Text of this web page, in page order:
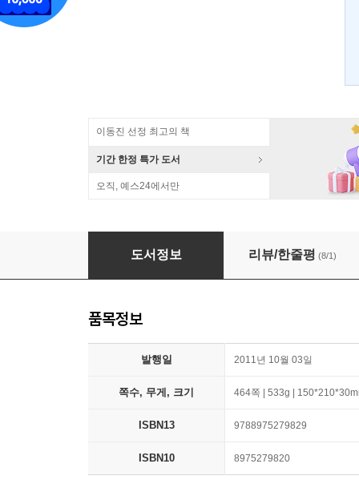
이동진 선정 최고의 책
기간 한정 특가 도서
오직, 예스24에서만
나는 장자다
도서정보 리뷰/한줄평 (8/1)
품목정보
발행일 2011년 10월 03일
쪽수, 무게, 크기 464쪽 | 533g |
ISBN13 9788975279829
ISBN10 8975279820